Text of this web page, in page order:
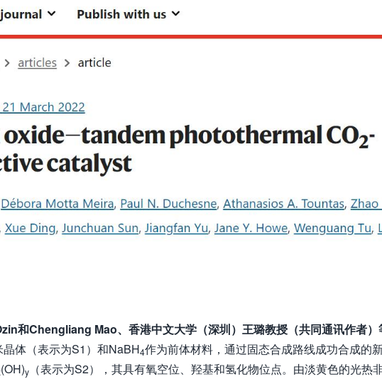
和Chengliang Mao、香港中文大学（深圳）王璐教授（共同通讯作者）
晶体（表示为S1）和NaBH4作为前体材料，通过固态合成路线成功合成的
(OH)y （表示为S2），其具有氧空位、羟基和氢化物位点。由淡黄色的光热